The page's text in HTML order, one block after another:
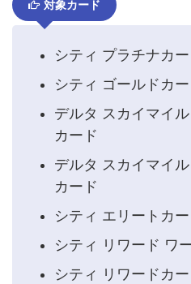
対象カード
シティ プラチナカー
シティ ゴールドカー
デルタ スカイマイ
カード
デルタ スカイマイ
カード
シティ エリートカー
シティ リワード ワ
シティ リワードカー